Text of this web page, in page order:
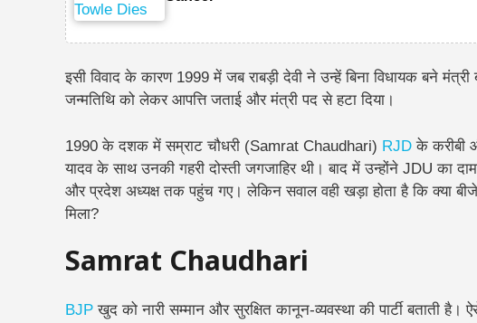
इसी विवाद के कारण 1999 में जब राबड़ी देवी ने उन्हें बिना विधायक बने
जन्मतिथि को लेकर आपत्ति जताई और मंत्री पद से हटा दिया।
1990 के दशक में सम्राट चौधरी (Samrat Chaudhari) RJD के करीबी
यादव के साथ उनकी गहरी दोस्ती जगजाहिर थी। बाद में उन्होंने JDU का
और प्रदेश अध्यक्ष तक पहुंच गए।लेकिन सवाल वही खड़ा होता है किक्या
मिला?
Samrat Chaudhari
BJP खुद को नारी सम्मान और सुरक्षित कानून-व्यवस्था की पार्टी बताती